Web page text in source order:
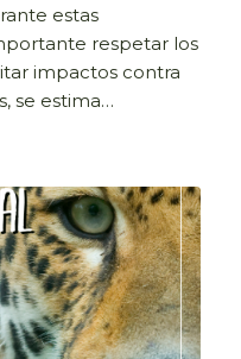
estas
respetar los
impactos contra
se estima…